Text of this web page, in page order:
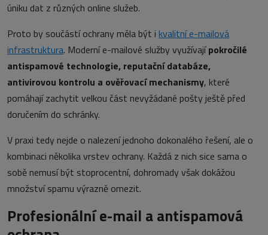
úniku dat z různých online služeb.
Proto by součástí ochrany měla být i kvalitní e-mailová
infrastruktura. Moderní e-mailové služby využívajípokročilé
antispamové technologie, reputační databáze,
antivirovou kontrolu a ověřovací mechanismy, které
pomáhají zachytit velkou část nevyžádané pošty ještě před
doručením do schránky.
V praxi tedy nejde o nalezení jednoho dokonalého řešení, ale o
kombinaci několika vrstev ochrany. Každá z nich sice sama o
sobě nemusí být stoprocentní, dohromady však dokážou
množství spamu výrazně omezit.
Profesionální e-mail a antispamová